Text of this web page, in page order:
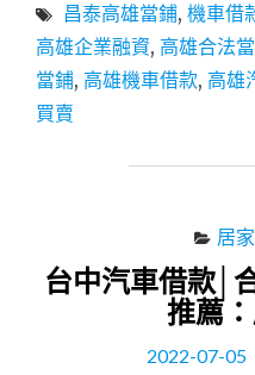
昌泰高雄當鋪, 機車借
高雄企業融資, 高雄合法
當鋪, 高雄機車借款, 高雄
買賣
居
台中汽車借款│
推薦
2022-07-05